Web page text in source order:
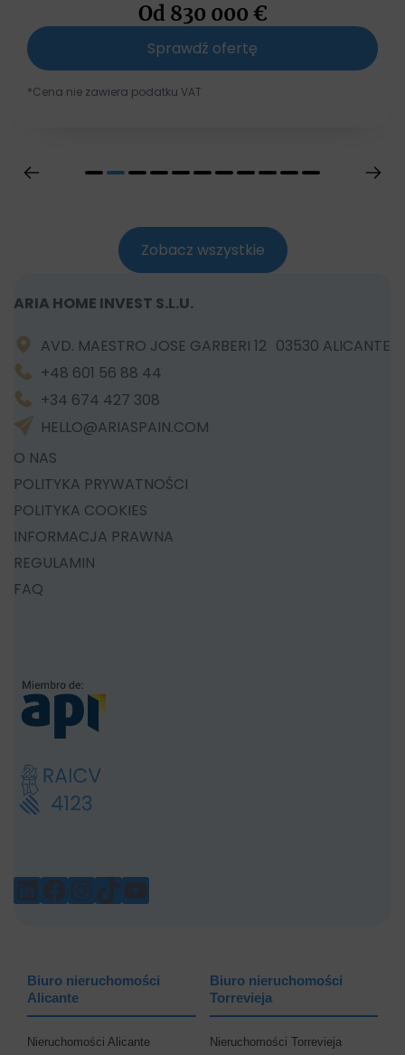
Od 830 000 €
Sprawdź ofertę
*Cena nie zawiera podatku VAT
Zobacz wszystkie
ARIA HOME INVEST S.L.U.
AVD. MAESTRO JOSE GARBERI 12 03530 ALICANTE
+48 601 56 88 44
+34 674 427 308
HELLO@ARIASPAIN.COM
O NAS
POLITYKA PRYWATNOŚCI
POLITYKA COOKIES
INFORMACJA PRAWNA
REGULAMIN
FAQ
LINKEDIN FACEBOOK INSTAGRAM TIKTOK YOUTUBE
Biuro nieruchomości
Alicante
Nieruchomości Alicante
Biuro nieruchomości
Torrevieja
Nieruchomości Torrevieja